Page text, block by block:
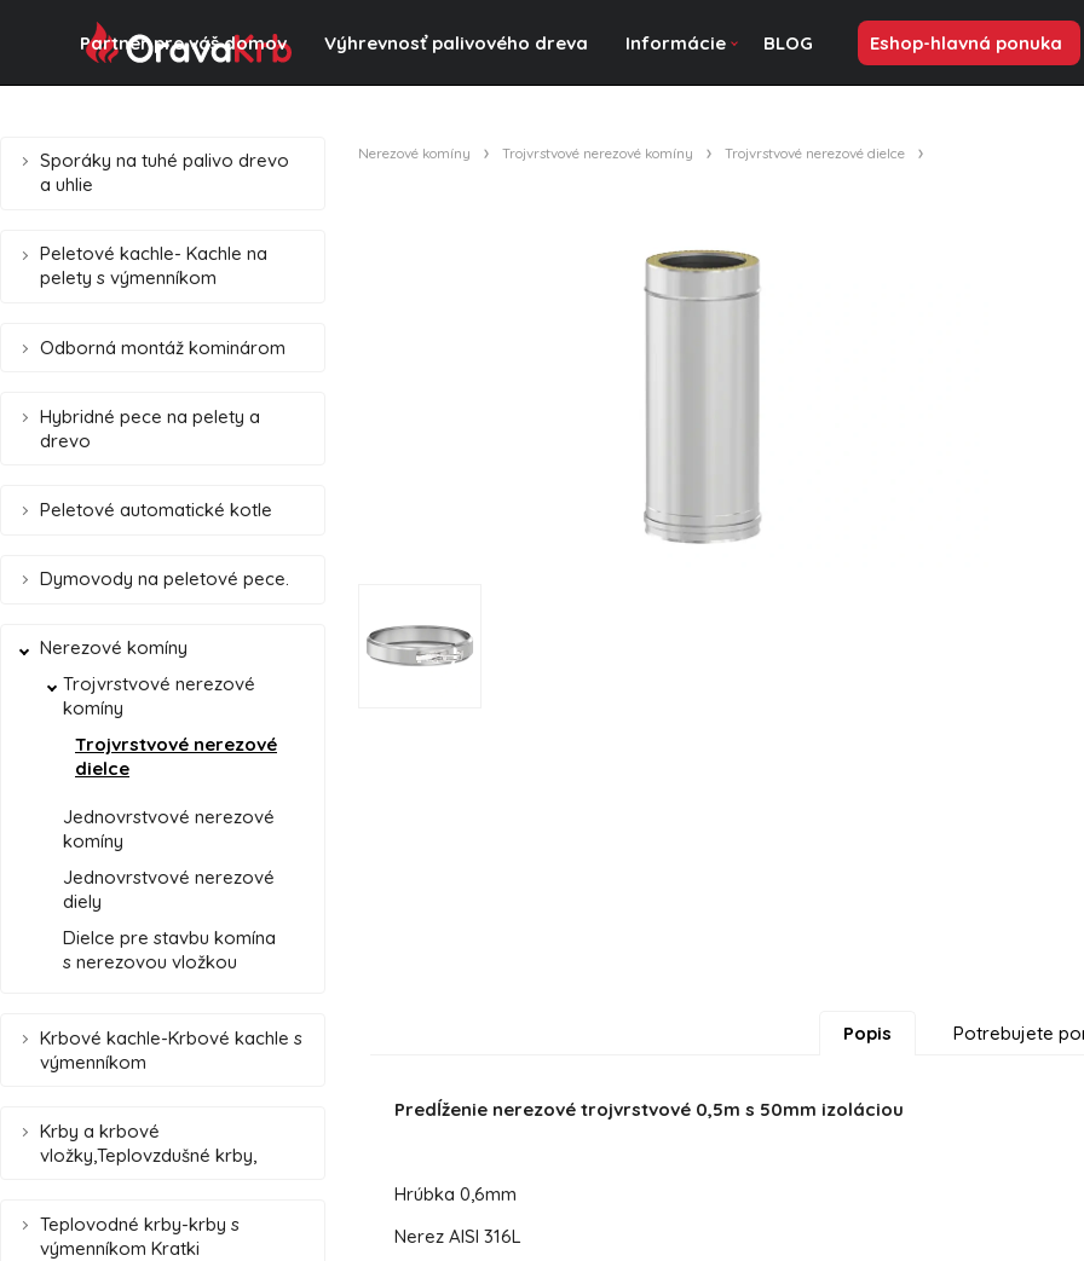
Partner pre váš domov Výhrevnosť palivového dreva Informácie BLOG Eshop-hlavná ponuka
Sporáky na tuhé palivo drevo
a uhlie
Peletové kachle- Kachle na
pelety s výmenníkom
Odborná montáž kominárom
Hybridné pece na pelety a
drevo
Peletové automatické kotle
Dymovody na peletové pece.
Nerezové komíny
Trojvrstvové nerezové
komíny
Trojvrstvové nerezové
dielce
Jednovrstvové nerezové
komíny
Jednovrstvové nerezové
diely
Dielce pre stavbu komína
s nerezovou vložkou
Krbové kachle-Krbové kachle s
výmenníkom
Krby a krbové
vložky,Teplovzdušné krby,
Teplovodné krby-krby s
výmenníkom Kratki
Nerezové komíny Trojvrstvové nerezové komíny Trojvrstvové nerezové dielce
Popis Potrebujete
Predĺženie nerezové trojvrstvové 0,5m s 50mm izoláciou
Hrúbka 0,6mm
Nerez AISI 316L